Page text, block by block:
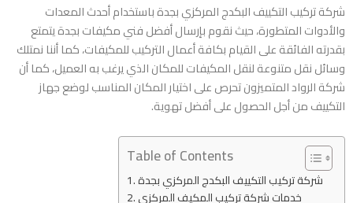
شركة تركيب التكييف البكدج المركزي بجدةباستخدام أحدث المعدات
والأدوات المتطورة، حيث نقوم بإرسال أفضل فني مكيفات بجدة يتمتع
بقدرته الفائقة على القيام بكافة أعمال التركيب للمكيفات، كما أننا نمتلك
وسائل نقل متنوعة لنقل المكيفات للمكان الذي يرغب به العميل، كما أن
شركة الرواد المتميزون تحرص على اختيار المكان المناسب لوضع جهاز
التكييف من أجل الحصول على أفضل تهوية.
Table of Contents
شركة تركيب التكييف البكدج المركزي بجدة